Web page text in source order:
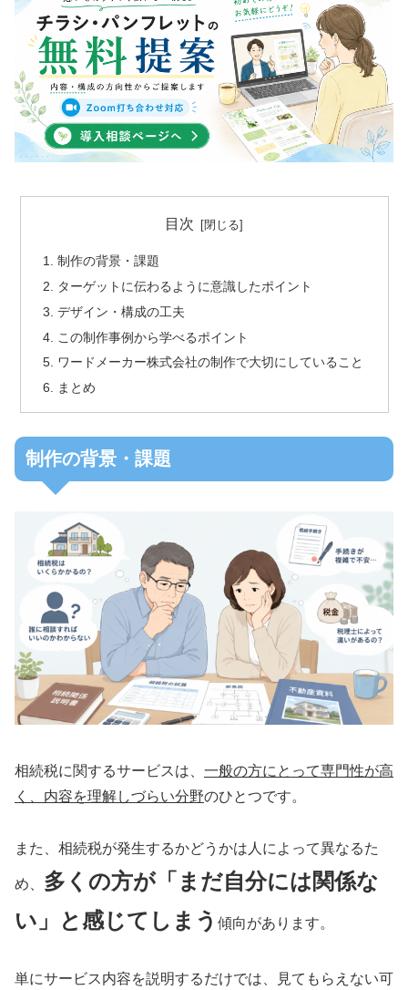
目次
制作の背景・課題
ターゲットに伝わるように意識したポイント
デザイン・構成の工夫
この制作事例から学べるポイント
ワードメーカー株式会社の制作で大切にしていること
まとめ
制作の背景・課題
相続税に関するサービスは、 一般の方にとって専門性が高
く、内容を理解しづらい分野のひとつです。
また、相続税が発生するかどうかは人によって異なるた
め、 多くの方が「まだ自分には関係な
い」と感じてしまう 傾向があります。
単にサービス内容を説明するだけでは、見てもらえない可